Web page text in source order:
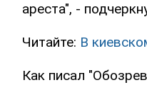
ареста", -
Читайте: В
Как писал